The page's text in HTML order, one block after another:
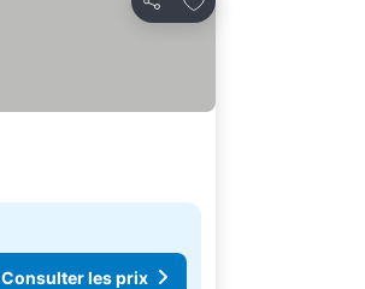
Partager
Consulter les prix